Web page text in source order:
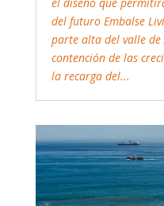
contención de las
la recarga del...